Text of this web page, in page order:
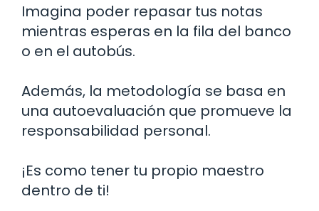
Imagina poder repasar tus notas
mientras esperas en la fila del banco
o en el autobús.
Además, la metodología se basa en
una autoevaluación que promueve la
responsabilidad personal.
¡Es como tener tu propio maestro
dentro de ti!